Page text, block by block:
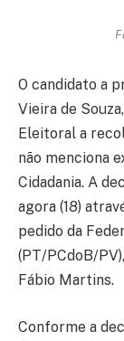
O candidato a
Vieira de
Eleitoral a
não menciona
Cidadania. A
agora (18)
pedido da
(PT/PCdoB/
Fábio Martins.
Conforme a